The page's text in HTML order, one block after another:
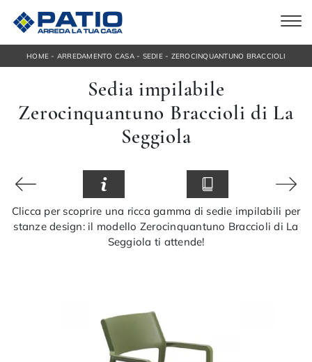
HOME - ARREDAMENTO CASA- SEDIE - ZEROCINQUANTUNO BRACCIOLI
Sedia impilabile
Zerocinquantuno Braccioli di La
Seggiola
Clicca per scoprire una ricca gamma di sedie impilabili per
stanze design: il modello Zerocinquantuno Braccioli di La
Seggiola ti attende!